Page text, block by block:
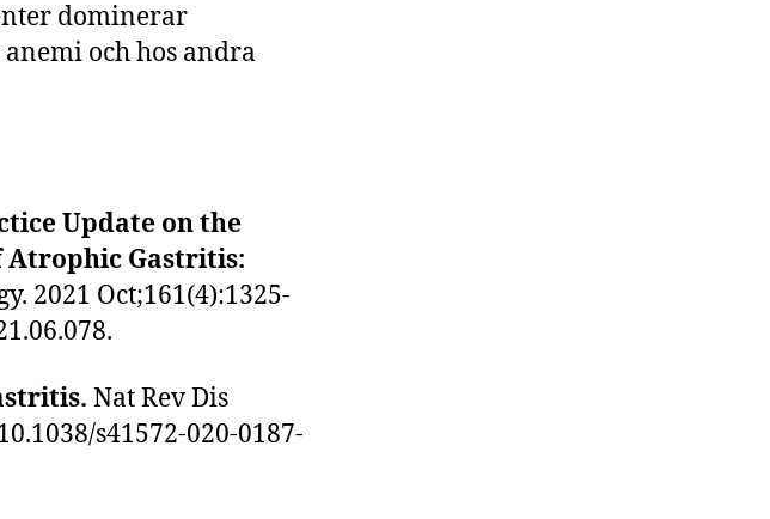
dominerar
och hos andra
Update on the
Atrophic Gastritis:
2021 Oct;161(4):1325-
Nat Rev Dis
s41572-020-0187-